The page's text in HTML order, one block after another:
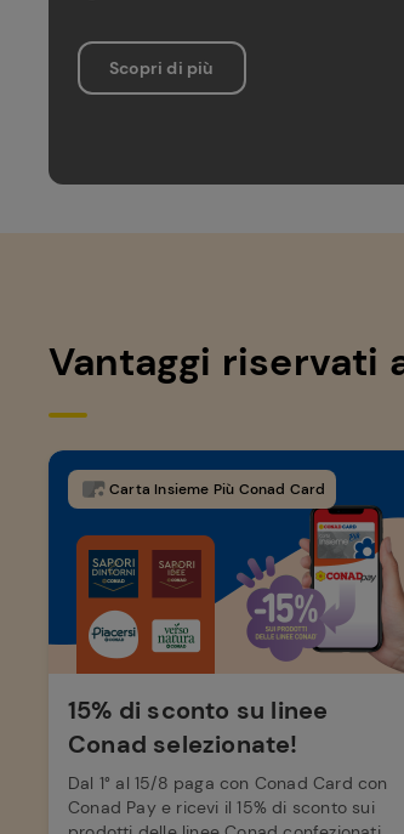
Scopri di più
Vantaggi riservati
Carta Insieme Più Conad Card
15% di sconto su linee
Conad selezionate!
Dal 1° al 15/8 paga con Conad Card con
Conad Pay e ricevi il 15% di sconto sui